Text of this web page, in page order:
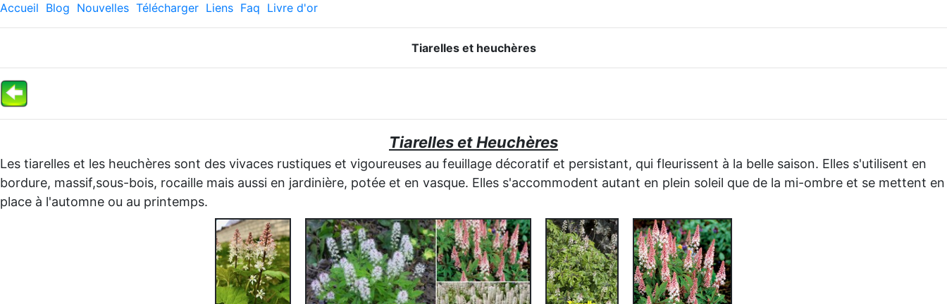
Accueil Blog Nouvelles Télécharger Liens Faq Livre d'or
Tiarelles et heuchères
Tiarelles et Heuchères
Les tiarelles et les heuchères sont des vivaces rustiques et vigoureuses au feuillage décoratif et persistant, qui fleurissent à la belle saison. Elles s'utilisent en
bordure, massif,sous-bois, rocaille mais aussi en jardinière, potée et en vasque. Elles s'accommodent autant en plein soleil que de la mi-ombre et se mettent en
place à l'automne ou au printemps.